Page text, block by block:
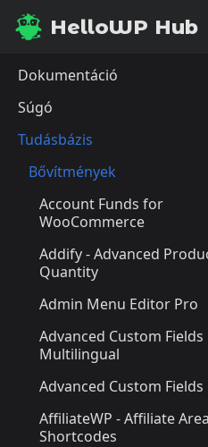
HelloWP Hub
Dokumentáció
Súgó
Tudásbázis
Bővítmények
Account Funds for
WooCommerce
Addify - Advanced
Quantity
Admin Menu Editor Pro
Advanced Custom Fields
Multilingual
Advanced Custom Fields
AffiliateWP - Affiliate Area
Shortcodes